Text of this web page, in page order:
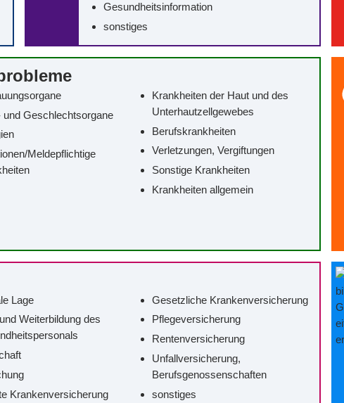
Gesundheitsinformation
sonstiges
und Geschlechtsorgane
‌Meldepflichtige
Krankheiten der Haut und des
Unterhautzellgewebes
Berufskrankheiten
Verletzungen, Vergiftungen
Sonstige Krankheiten
Krankheiten allgemein
Lage
Weiterbildung des
Krankenversicherung
Gesetzliche Krankenversicherung
Pflegeversicherung
Rentenversicherung
Unfallversicherung,
Berufsgenossenschaften
sonstiges